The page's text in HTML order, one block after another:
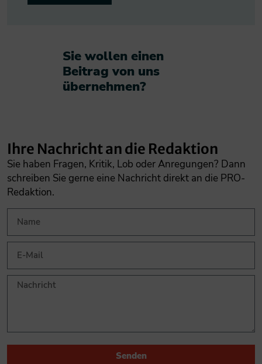
Sie wollen einen
Beitrag von uns
übernehmen?​
Ihre Nachricht an die Redaktion
Sie haben Fragen, Kritik, Lob oder Anregungen? Dann
schreiben Sie gerne eine Nachricht direkt an die PRO-
Redaktion.
Senden